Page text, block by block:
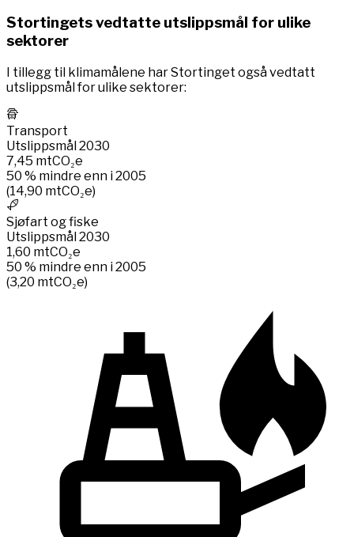
Stortingets vedtatte utslippsmål for ulike
sektorer
I tillegg til klimamålene har Stortinget også vedtatt
utslippsmål for ulike sektorer:
Transport
Utslippsmål 2030
7,45 mtCO₂e
50 % mindre enn i 2005
(14,90 mtCO₂e)
Sjøfart og fiske
Utslippsmål 2030
1,60 mtCO₂e
50 % mindre enn i 2005
(3,20 mtCO₂e)